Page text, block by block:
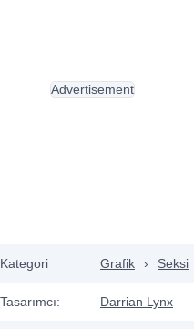
Kategori Grafik › Seksi
Tasarımcı: Darrian Lynx
Advertisement